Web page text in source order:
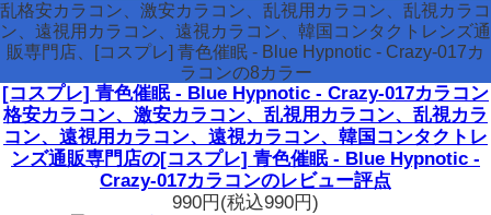
乱格安カラコン、激安カラコン、乱視用カラコン、乱視カラコ
ン、遠視用カラコン、遠視カラコン、韓国コンタクトレンズ通
販専門店、[コスプレ] 青色催眠 - Blue Hypnotic - Crazy-017カ
ラコンの8カラー
[コスプレ] 青色催眠 - Blue Hypnotic - Crazy-017カラコン
格安カラコン、激安カラコン、乱視用カラコン、乱視カラ
コン、遠視用カラコン、遠視カラコン、韓国コンタクトレ
ンズ通販専門店の[コスプレ] 青色催眠 - Blue Hypnotic -
Crazy-017カラコンのレビュー評点
990円 (税込990円)